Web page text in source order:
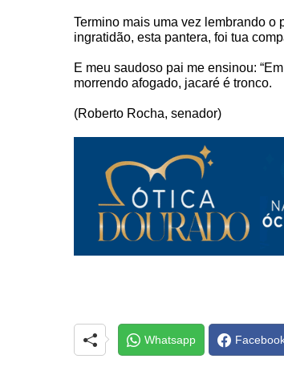
Termino mais uma vez lembrando o
ingratidão, esta pantera, foi tua
E meu saudoso pai me ensinou:
morrendo afogado, jacaré é tronco.
(Roberto Rocha, senador)
Whatsapp